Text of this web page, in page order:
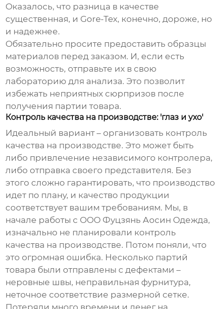
Оказалось, что разница в качестве
существенная, и Gore-Tex, конечно, дороже, но
и надежнее.
Обязательно просите предоставить образцы
материалов перед заказом. И, если есть
возможность, отправьте их в свою
лабораторию для анализа. Это позволит
избежать неприятных сюрпризов после
получения партии товара.
Контроль качества на производстве: 'глаз и ухо'
Идеальный вариант – организовать контроль
качества на производстве. Это может быть
либо привлечение независимого контролера,
либо отправка своего представителя. Без
этого сложно гарантировать, что производство
идет по плану, и качество продукции
соответствует вашим требованиям. Мы, в
начале работы с ООО Фуцзянь Аосин Одежда,
изначально не планировали контроль
качества на производстве. Потом поняли, что
это огромная ошибка. Несколько партий
товара были отправлены с дефектами –
неровные швы, неправильная фурнитура,
неточное соответствие размерной сетке.